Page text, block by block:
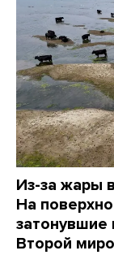
Из-за жары
На
Второй